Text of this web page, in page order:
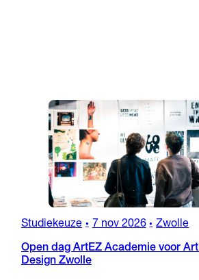
Studiekeuze • 7 nov 2026 • Zwolle
Open dag ArtEZ Academie voor
Design Zwolle